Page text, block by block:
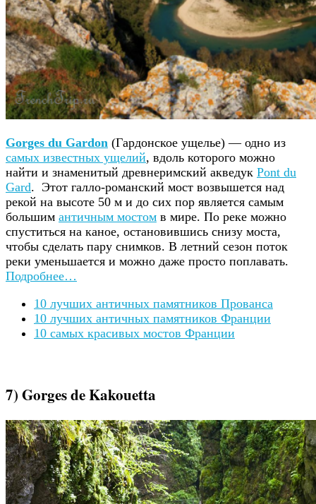
Gorges du Gardon (Гардонское ущелье) — одно из
самых известных ущелий, вдоль которого можно
найти и знаменитый древнеримский акведук Pont du
Gard. Этот галло-романский мост возвышется над
рекой на высоте 50 м и до сих пор является самым
большим античным мостом в мире. По реке можно
спуститься на каное, остановившись снизу моста,
чтобы сделать пару снимков. В летний сезон поток
реки уменьшается и можно даже просто поплавать.
Подробнее…
10 лучших античных памятников Прованса
10 лучших античных памятников Франции
10 самых красивых мостов Франции
7) Gorges de Kakouetta